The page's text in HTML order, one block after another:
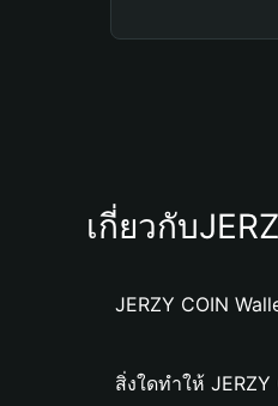
เกี่ยวกับ
JERZY COIN
สิ่งใดทำให้